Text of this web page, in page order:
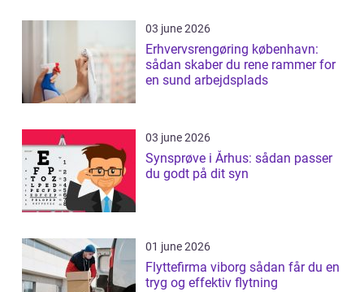
03 june 2026
Erhvervsrengøring københavn:
sådan skaber du rene rammer for
en sund arbejdsplads
03 june 2026
Synsprøve i Århus: sådan passer
du godt på dit syn
01 june 2026
Flyttefirma viborg sådan får du en
tryg og effektiv flytning